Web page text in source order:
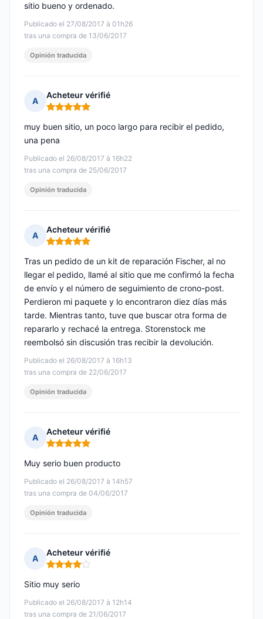
Publicado el 27/08/2017 à 01h26
tras una compra de 13/06/2017
sitio bueno y ordenado.
Opinión traducida
A
Acheteur vérifié
Nota: 5 de 5
Publicado el 26/08/2017 à 16h22
tras una compra de 25/06/2017
muy buen sitio, un poco largo para recibir el pedido,
una pena
Opinión traducida
A
Acheteur vérifié
Nota: 5 de 5
Publicado el 26/08/2017 à 16h13
tras una compra de 22/06/2017
Tras un pedido de un kit de reparación Fischer, al no
llegar el pedido, llamé al sitio que me confirmó la fecha
de envío y el número de seguimiento de crono-post.
Perdieron mi paquete y lo encontraron diez días más
tarde. Mientras tanto, tuve que buscar otra forma de
repararlo y rechacé la entrega. Storenstock me
reembolsó sin discusión tras recibir la devolución.
Opinión traducida
A
Acheteur vérifié
Nota: 5 de 5
Publicado el 26/08/2017 à 14h57
tras una compra de 04/06/2017
Muy serio buen producto
Opinión traducida
A
Acheteur vérifié
Nota: 4 de 5
Publicado el 26/08/2017 à 12h14
tras una compra de 21/06/2017
Sitio muy serio